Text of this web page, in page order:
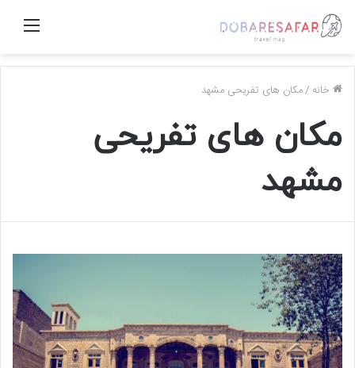
منو
خانه /مکان های تفریحی مشهد
مکان های تفریحی
مشهد